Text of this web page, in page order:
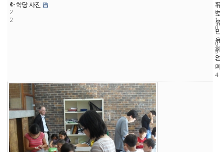
1
2
2
어학당 사진 5
2
0
1
0
-
0
9
-
2
4